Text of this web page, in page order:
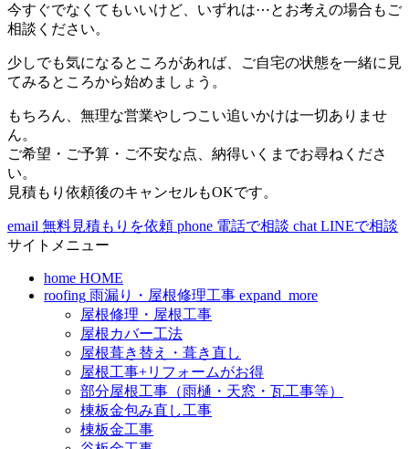
今すぐでなくてもいいけど、いずれは⋯とお考えの場合もご
相談ください。
少しでも気になるところがあれば、ご自宅の状態を一緒に見
てみるところから始めましょう。
もちろん、無理な営業やしつこい追いかけは一切ありませ
ん。
ご希望・ご予算・ご不安な点、納得いくまでお尋ねくださ
い。
見積もり依頼後のキャンセルもOKです。
email 無料見積もりを依頼 phone 電話で相談 chat LINEで相談
サイトメニュー
home HOME
roofing 雨漏り・屋根修理工事 expand_more
屋根修理・屋根工事
屋根カバー工法
屋根葺き替え・葺き直し
屋根工事+リフォームがお得
部分屋根工事（雨樋・天窓・瓦工事等）
棟板金包み直し工事
棟板金工事